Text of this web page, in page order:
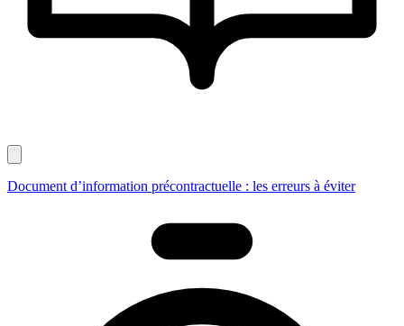
Document d’information précontractuelle : les erreurs à éviter